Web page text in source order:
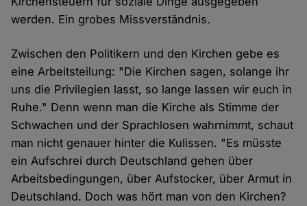
werden. Ein grobes Missverständnis.
Zwischen den Politikern und den Kirchen gebe es
eine Arbeitsteilung: "Die Kirchen sagen, solange ihr
uns die Privilegien lasst, so lange lassen wir euch in
Ruhe." Denn wenn man die Kirche als Stimme der
Schwachen und der Sprachlosen wahrnimmt, schaut
man nicht genauer hinter die Kulissen. "Es müsste
ein Aufschrei durch Deutschland gehen über
Arbeitsbedingungen, über Aufstocker, über Armut in
Deutschland. Doch was hört man von den Kirchen?